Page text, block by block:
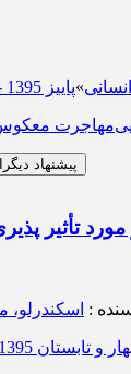
»پاییز 1395 - شماره 32
مهاجرت
پیشنهاد
تأثیر
: اسکندرلو،
و تابستان 1395 - شماره 20